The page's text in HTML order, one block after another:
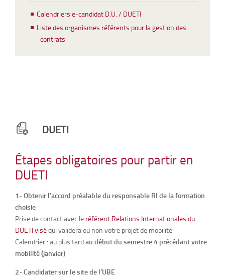
Calendriers e-candidat D.U. / DUETI
Liste des organismes référents pour la gestion des
contrats
DUETI
Étapes obligatoires pour partir en
DUETI
1- Obtenir l’accord préalable du responsable RI de la formation
choisie
Prise de contact avec le référent Relations Internationales du
DUETI viséqui validera ou non votre projet de mobilité
Calendrier : au plus tardau début du semestre 4 précédant votre
mobilité (janvier)
2- Candidater sur le site de l’UBE